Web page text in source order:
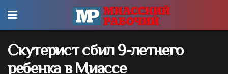
Скутерист сбил 9-летнего
ребенка в Миассе